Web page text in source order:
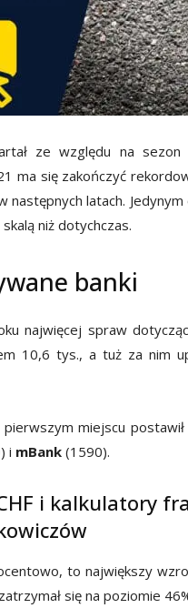
ze względu na
ma się zakończyć
latach.
niż dotychczas.
banki
najwięcej spraw
10,6 tys., a tuż za nim
miejscu postawił
i mBank (1590).
i kalkulatory
to największy
się na poziomie